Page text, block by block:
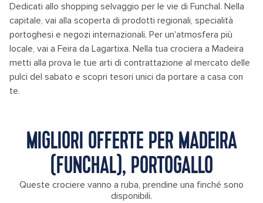
Dedicati allo shopping selvaggio per le vie di Funchal. Nella
capitale, vai alla scoperta di prodotti regionali, specialità
portoghesi e negozi internazionali. Per un'atmosfera più
locale, vai a Feira da Lagartixa. Nella tua crociera a Madeira
metti alla prova le tue arti di contrattazione al mercato delle
pulci del sabato e scopri tesori unici da portare a casa con
te.
MIGLIORI OFFERTE PER MADEIRA
(FUNCHAL), PORTOGALLO
Queste crociere vanno a ruba, prendine una finché sono
disponibili.